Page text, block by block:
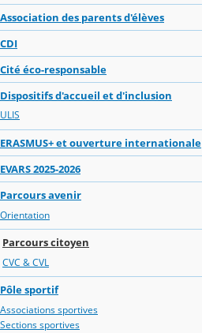
Association des parents d'élèves
CDI
Cité éco-responsable
Dispositifs d'accueil et d'inclusion
ULIS
ERASMUS+ et ouverture internationale
EVARS 2025-2026
Parcours avenir
Orientation
Parcours citoyen
CVC & CVL
Pôle sportif
Associations sportives
Sections sportives